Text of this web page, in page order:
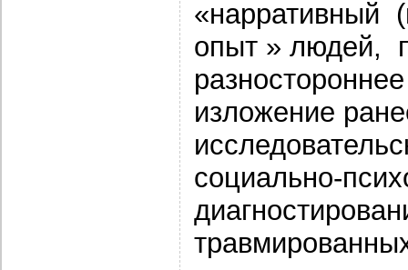
«нарративный
опыт » людей,
изложение
социально-